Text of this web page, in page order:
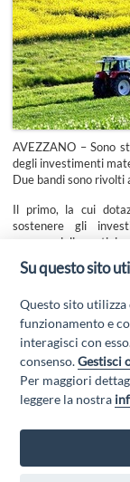
AVEZZANO – Sono
degli investimenti
Due bandi sono rivolti
Il primo, la cui
sostenere gli
commerciali e
secondo è rivolto ai
popolazione rurale e
Fonte:AbruzzoWeb
Su questo sito
Questo sito
funzionamento e
interagisci con
consenso.Gestisci
Per maggiori
leggere la nostra